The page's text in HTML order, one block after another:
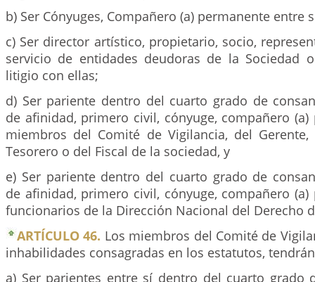
b) Ser Cónyuges, Compañero (a) permanente entre
c) Ser director artístico, propietario, socio,
servicio de entidades deudoras de la Sociedad
litigio con ellas;
d) Ser pariente dentro del cuarto grado de
de afinidad, primero civil, cónyuge, compañero
miembros del Comité de Vigilancia, del
Tesorero o del Fiscal de la sociedad, y
e) Ser pariente dentro del cuarto grado de
de afinidad, primero civil, cónyuge, compañero
funcionarios de la Dirección Nacional del Derecho
ARTÍCULO 46. Los miembros del Comité de
inhabilidades consagradas en los estatutos,
a) Ser parientes entre sí dentro del cuarto grado